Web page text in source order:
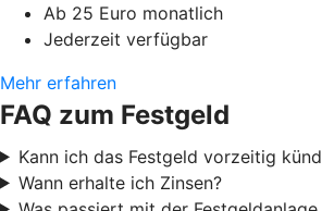
Ab 25 Euro monatlich
Jederzeit verfügbar
Mehr erfahren
FAQ zum Festgeld
Kann ich das Festgeld vorzeitig
Wann erhalte ich Zinsen?